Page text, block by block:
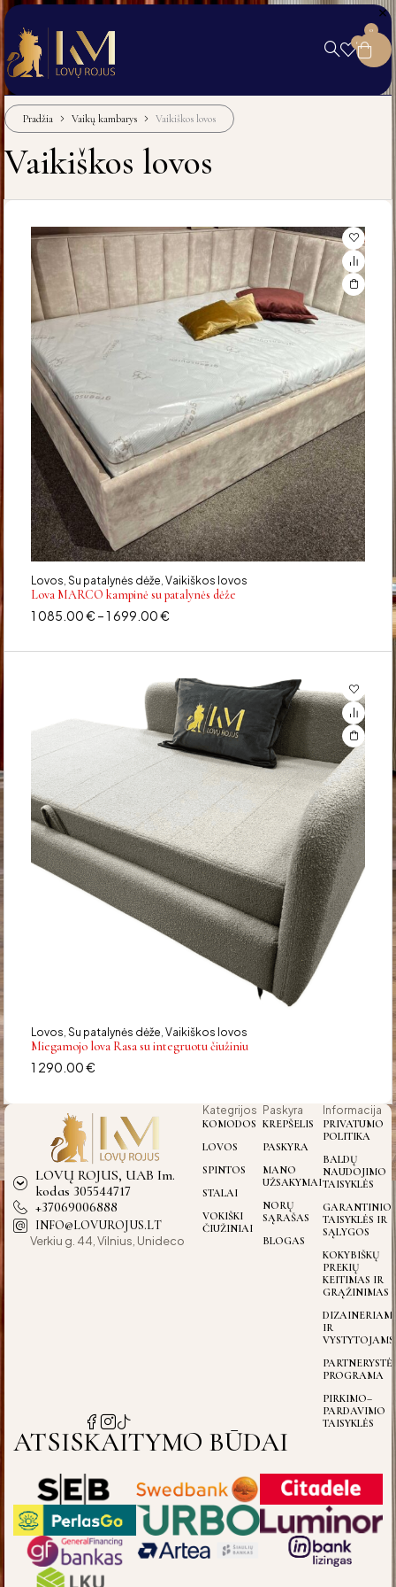
0
0
Pradžia Vaikų kambarys Vaikiškos lovos
Vaikiškos lovos
Lovos Su patalynės dėže Vaikiškos lovos
Lova MARCO kampinė su patalynės dėže
1 085.00€ –1 699.00€
Lovos Su patalynės dėže Vaikiškos lovos
Miegamojo lova Rasa su integruotu čiužiniu
1 290.00€
Kategrijos
KOMODOS
LOVOS
SPINTOS
STALAI
VOKIŠKI
ČIUŽINIAI
Paskyra
KREPŠELIS
PASKYRA
MANO
UŽSAKYMAI
NORŲ
SĄRAŠAS
BLOGAS
Informacija
PRIVATUMO
POLITIKA
BALDŲ
NAUDOJIMO
TAISYKLĖS
GARANTINIO
TAISYKLĖS IR
SĄLYGOS
KOKYBIŠKŲ
PREKIŲ
KEITIMAS IR
GRĄŽINIMAS
IR
VYSTYTOJAMS
PROGRAMA
PIRKIMO–
PARDAVIMO
TAISYKLĖS
LOVŲ ROJUS, UAB Im.
kodas 305544717
+37069006888
INFO@LOVUROJUS.LT
Verkiu g. 44, Vilnius, Unideco
ATSISKAITYMO BŪDAI